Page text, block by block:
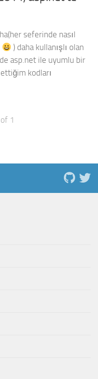
seferinde nasıl
) daha kullanışlı olan
asp.net ile uyumlu bir
kodları
1